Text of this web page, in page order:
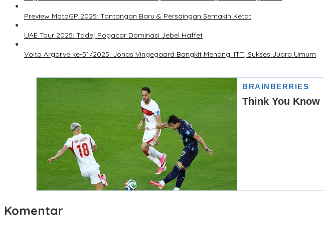
Preview MotoGP 2025: Tantangan Baru & Persaingan Semakin Ketat
UAE Tour 2025: Tadej Pogacar Dominasi Jebel Haffet
Volta Argarve ke-51/2025: Jonas Vingegaard Bangkit Menangi ITT, Sukses Juara Umum
Komentar